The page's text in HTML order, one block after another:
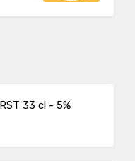
33 cl - 5%